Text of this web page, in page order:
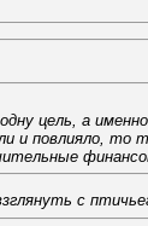
цель, а
и повлияло, то
с